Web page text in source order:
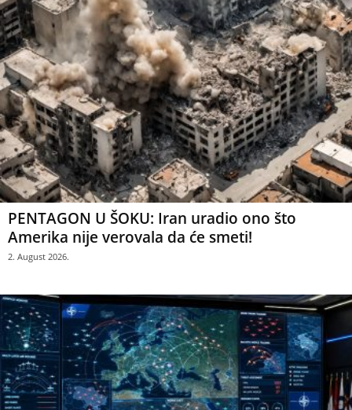
PENTAGON U ŠOKU: Iran uradio ono što
Amerika nije verovala da će smeti!
2. August 2026.